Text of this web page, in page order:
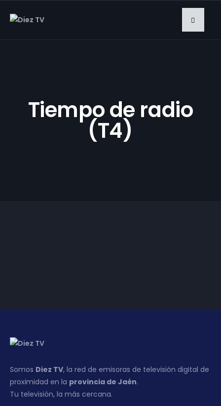
Tiempo de radio
(T4)
Somos Diez TV, la red de emisoras de televisión digital de
proximidad en la provincia de Jaén.
Tu televisión, la más cercana.